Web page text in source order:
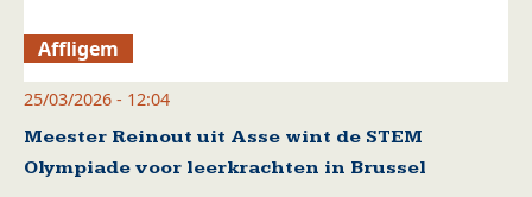
Affligem
25/03/2026 - 12:04
Meester Reinout uit Asse wint de STEM
Olympiade voor leerkrachten in Brussel